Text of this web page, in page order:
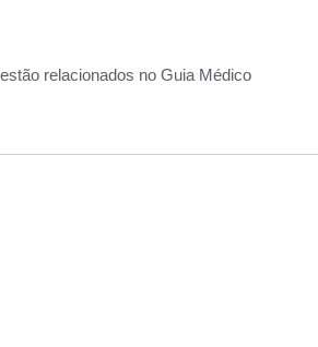
relacionados no Guia Médico